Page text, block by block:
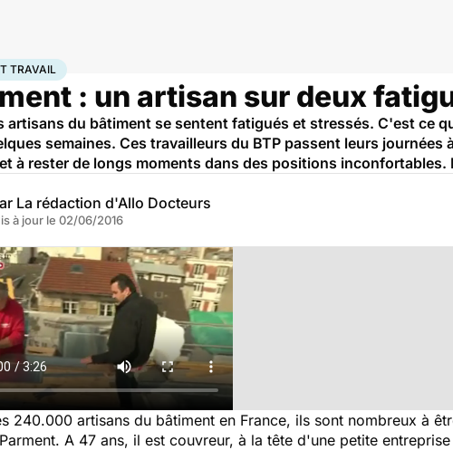
Santé et travail
TRAVAIL
: un artisan sur deux
artisans du bâtiment se sentent fatigués et stressés. C'est ce
semaines. Ces travailleurs du BTP passent leurs
à rester de longs moments dans des positions inconfortables.
La rédaction d'Allo Docteurs
à jour le 02/06/2016
240.000 artisans du bâtiment en France, ils sont nombreux à
A 47 ans, il est couvreur, à la tête d'une petite